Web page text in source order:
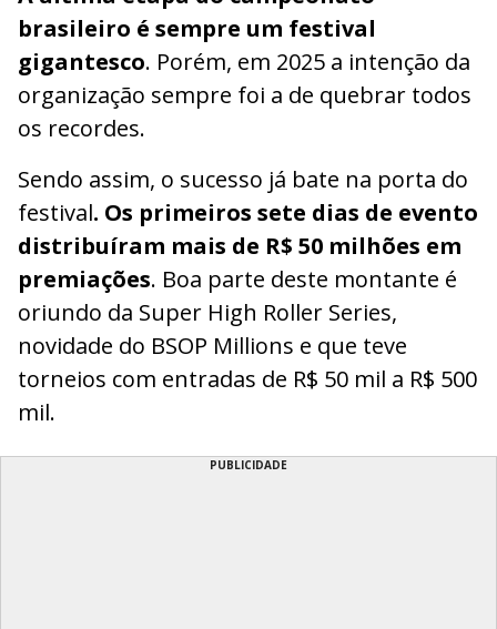
brasileiro é sempre um festival
gigantesco. Porém, em 2025 a intenção da
organização sempre foi a de quebrar todos
os recordes.
Sendo assim, o sucesso já bate na porta do
festival. Os primeiros sete dias de evento
distribuíram mais de R$ 50 milhões em
premiações. Boa parte deste montante é
oriundo da Super High Roller Series,
novidade do BSOP Millions e que teve
torneios com entradas de R$ 50 mil a R$ 500
mil.
PUBLICIDADE